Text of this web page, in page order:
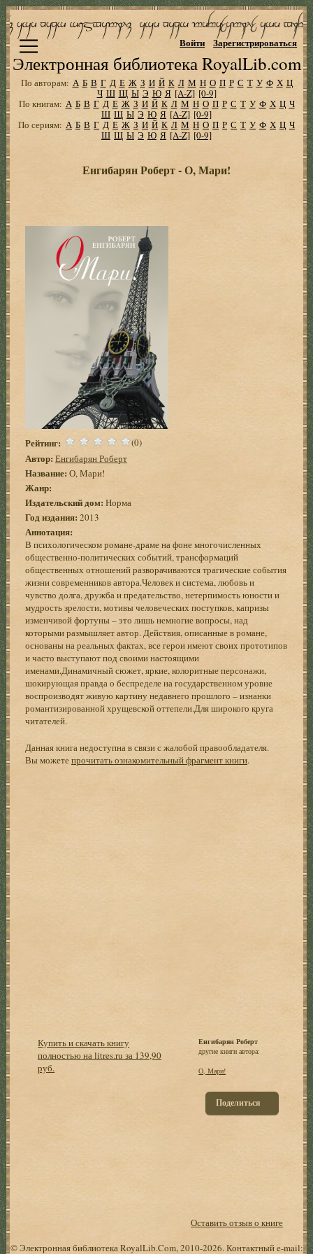
Электронная библиотека RoyalLib.com
Войти Зарегистрироваться
По авторам: А Б В Г Д Е Ж З И Й К Л М Н О П Р С Т У Ф Х Ц
Ч Ш Щ Ы Э Ю Я [A-Z] [0-9]
По книгам: А Б В Г Д Е Ж З И Й К Л М Н О П Р С Т У Ф Х Ц Ч
Ш Щ Ы Э Ю Я [A-Z] [0-9]
По сериям: А Б В Г Д Е Ж З И Й К Л М Н О П Р С Т У Ф Х Ц Ч
Ш Щ Ы Э Ю Я [A-Z] [0-9]
Енгибарян Роберт - О, Мари!
Рейтинг: (0)
Автор: Енгибарян Роберт
Название: О, Мари!
Жанр:
Издательский дом: Норма
Год издания: 2013
Аннотация:
В психологическом романе-драме на фоне многочисленных
общественно-политических событий, трансформаций
общественных отношений разворачиваются трагические события
жизни современников автора.Человек и система, любовь и
чувство долга, дружба и предательство, нетерпимость юности и
мудрость зрелости, мотивы человеческих поступков, капризы
изменчивой фортуны – это лишь немногие вопросы, над
которыми размышляет автор. Действия, описанные в романе,
основаны на реальных фактах, все герои имеют своих прототипов
и часто выступают под своими настоящими
именами.Динамичный сюжет, яркие, колоритные персонажи,
шокирующая правда о беспределе на государственном уровне
воспроизводят живую картину недавнего прошлого – изнанки
романтизированной хрущевской оттепели.Для широкого круга
читателей.
Данная книга недоступна в связи с жалобой правообладателя.
Вы можетепрочитать ознакомительный фрагмент книги.
Купить и скачать книгу
полностью на litres.ru за 139,90
руб.
Енгибарян Роберт
другие книги автора:
О, Мари!
Поделиться
Оставить отзыв о книге
© Электронная библиотека RoyalLib.Com, 2010-2026. Контактный e-mail: